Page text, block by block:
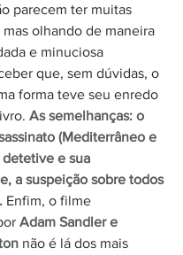
parecem ter muitas
olhando de maneira
e minuciosa
que, sem dúvidas, o
forma teve seu enredo
As semelhanças: o
(Mediterrâneo e
e sua
a suspeição sobre todos
Enfim, o filme
Adam Sandler e
não é lá dos mais